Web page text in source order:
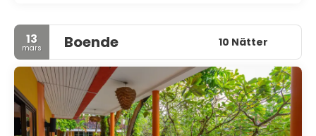
13
mars Boende 10 Nätter